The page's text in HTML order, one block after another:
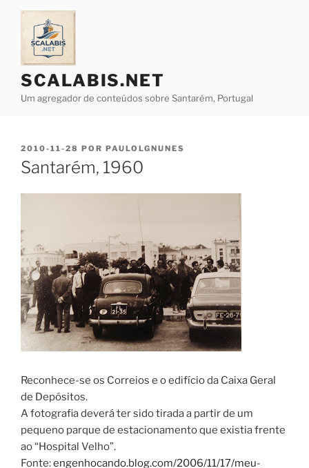
Saltar
conteúdo
SCALABIS.NET
Um agregador de conteúdos sobre Santarém, Portugal
PUBLICADO
EM
2010-11-28 POR PAULOLGNUNES
Santarém, 1960
Reconhece-se os Correios e o edifício da Caixa Geral
de Depósitos.
A fotografia deverá ter sido tirada a partir de um
pequeno parque de estacionamento que existia frente
ao “Hospital Velho”.
Fonte:engenhocando.blog.com/2006/11/17/meu-